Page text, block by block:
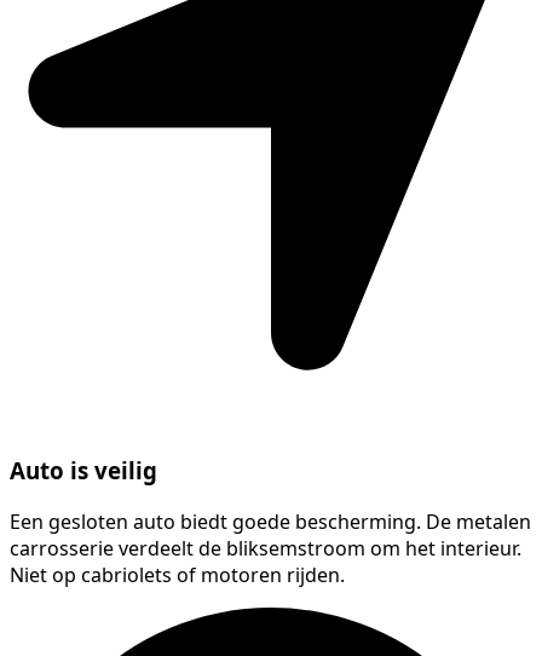
Auto is veilig
Een gesloten auto biedt goede bescherming. De metalen
carrosserie verdeelt de bliksemstroom om het interieur.
Niet op cabriolets of motoren rijden.